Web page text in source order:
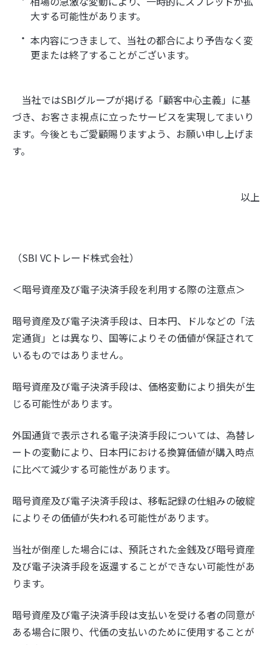
大する可能性があります。
本内容につきまして、当社の都合により予告なく変
更または終了することがございます。
当社ではSBIグループが掲げる「顧客中心主義」に基
づき、お客さま視点に立ったサービスを実現してまいり
ます。今後ともご愛顧賜りますよう、お願い申し上げま
す。
以上
（SBI VCトレード株式会社）
＜暗号資産及び電子決済手段を利用する際の注意点＞
暗号資産及び電子決済手段は、日本円、ドルなどの「法
定通貨」とは異なり、国等によりその価値が保証されて
いるものではありません。
暗号資産及び電子決済手段は、価格変動により損失が生
じる可能性があります。
外国通貨で表示される電子決済手段については、為替レ
ートの変動により、日本円における換算価値が購入時点
に比べて減少する可能性があります。
暗号資産及び電子決済手段は、移転記録の仕組みの破綻
によりその価値が失われる可能性があります。
当社が倒産した場合には、預託された金銭及び暗号資産
及び電子決済手段を返還することができない可能性があ
ります。
暗号資産及び電子決済手段は支払いを受ける者の同意が
ある場合に限り、代価の支払いのために使用することが